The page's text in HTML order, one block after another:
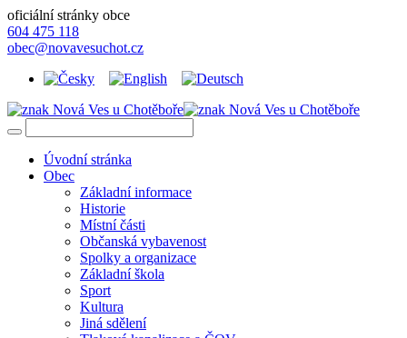
oficiální stránky obce
604 475 118
obec@novavesuchot.cz
Úvodní stránka
Obec
Základní informace
Historie
Místní části
Občanská vybavenost
Spolky a organizace
Základní škola
Sport
Kultura
Jiná sdělení